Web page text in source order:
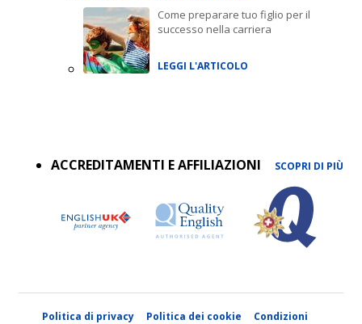
Come preparare tuo figlio per il
successo nella carriera
LEGGI L'ARTICOLO
ACCREDITAMENTI E AFFILIAZIONI
SCOPRI DI PIÙ
Politica di privacy Politica dei cookie
Condizioni